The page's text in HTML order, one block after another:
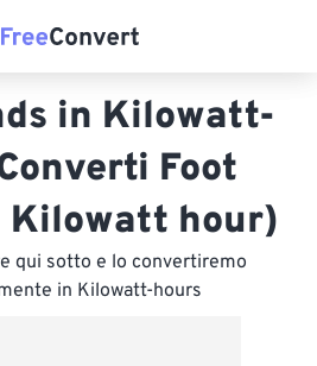
in Kilowatt-
Foot
Kilowatt hour)
qui sotto e lo convertiremo
in Kilowatt-hours